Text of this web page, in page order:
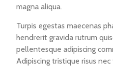
magna aliqua.
Turpis egestas maecenas
hendrerit gravida rutrum
pellentesque adipiscing
Adipiscing tristique risus